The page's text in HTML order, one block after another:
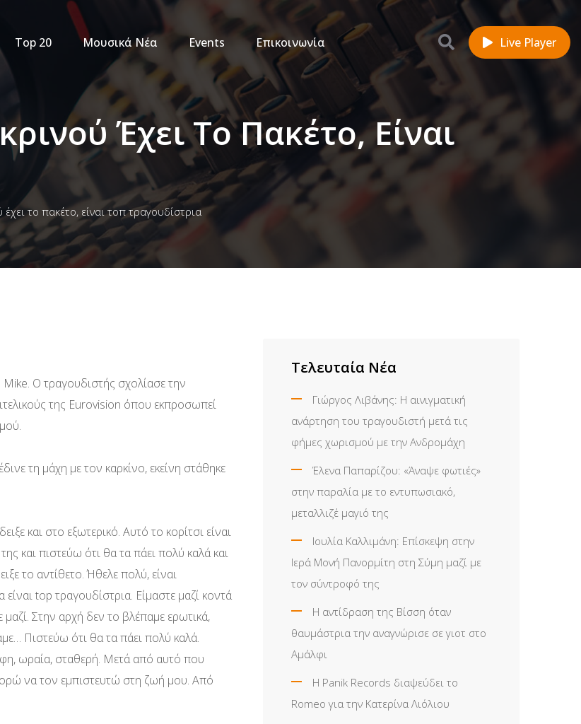
Top 20 Μουσικά Νέα Events Επικοινωνία Live Player
Έχει Το Πακέτο, Είναι
το πακέτο, είναι τοπ τραγουδίστρια
O τραγουδιστής σχολίασε την
της Eurovision όπου εκπροσωπεί
τη μάχη με τον καρκίνο, εκείνη στάθηκε
και στο εξωτερικό. Αυτό το κορίτσι είναι
και πιστεύω ότι θα τα πάει πολύ καλά και
το αντίθετο. Ήθελε πολύ, είναι
top τραγουδίστρια. Είμαστε μαζί κοντά
Στην αρχή δεν το βλέπαμε ερωτικά,
Πιστεύω ότι θα τα πάει πολύ καλά.
ωραία, σταθερή. Μετά από αυτό που
να τον εμπιστευτώ στη ζωή μου. Από
Τελευταία Νέα
Γιώργος Λιβάνης: Η αινιγματική
ανάρτηση του τραγουδιστή μετά τις
φήμες χωρισμού με την Ανδρομάχη
Έλενα Παπαρίζου: «Άναψε φωτιές»
στην παραλία με το εντυπωσιακό,
μεταλλιζέ μαγιό της
Ιουλία Καλλιμάνη: Επίσκεψη στην
Ιερά Μονή Πανορμίτη στη Σύμη μαζί με
τον σύντροφό της
Η αντίδραση της Βίσση όταν
θαυμάστρια την αναγνώρισε σε γιοτ στο
Αμάλφι
Η Panik Records διαψεύδει το
Romeo για την Κατερίνα Λιόλιου